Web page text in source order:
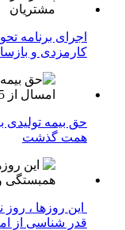
اجرای برنامه
کارمزدی و
همت گذشت
این روزها ،
قدر شناسی از